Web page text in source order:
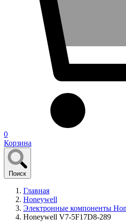
0
Корзина
Поиск
Главная
Honeywell
Электронные компоненты
Honeywell V7-5F17D8-289